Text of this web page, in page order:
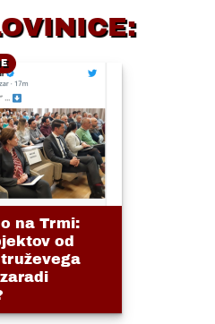
na Trmi:
od